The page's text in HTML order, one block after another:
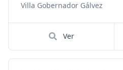
Villa Gobernador Gálvez
Ver